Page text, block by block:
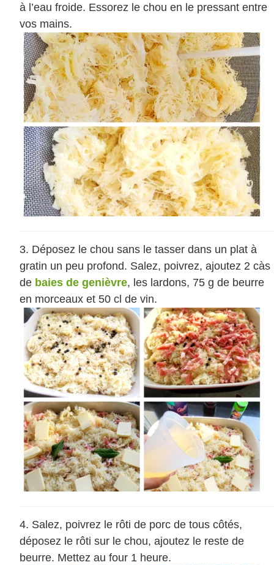
à l’eau froide. Essorez le chou en le pressant entre
vos mains.
Déposez le chou sans le tasser dans un plat à
gratin un peu profond. Salez, poivrez, ajoutez 2 càs
de baies de genièvre, les lardons, 75 g de beurre
en morceaux et 50 cl de vin.
Salez, poivrez le rôti de porc de tous côtés,
déposez le rôti sur le chou, ajoutez le reste de
beurre. Mettez au four 1 heure.